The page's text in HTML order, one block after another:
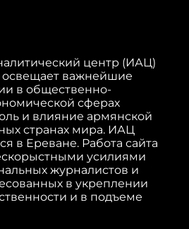
центр (ИАЦ)
освещает важнейшие
в общественно-
сферах
и влияние армянской
странах мира. ИАЦ
в Ереване. Работа сайта
усилиями
журналистов и
в укреплении
и в подъеме